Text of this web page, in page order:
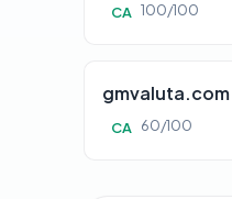
CA 100/100
gmvaluta.com
CA 60/100